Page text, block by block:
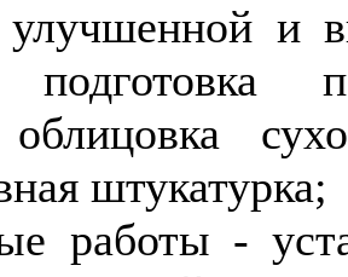
и
подготовка
облицовка
штукатурка;
работы -